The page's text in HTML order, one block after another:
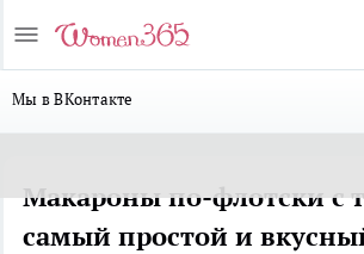
Мы в ВКонтакте
Макароны по-флотски с
самый простой и